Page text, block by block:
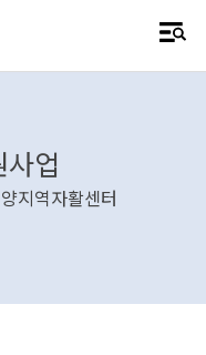
업
지역자활센터